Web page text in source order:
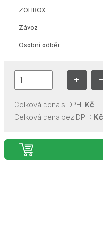
ZOFIBOX
Závoz
Osobní odběr
Celková cena s DPH: Kč
Celková cena bez DPH: Kč